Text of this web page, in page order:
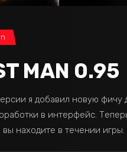
MAN 0.95
я добавил новую фичу
в интерфейс.
вы находите в течении